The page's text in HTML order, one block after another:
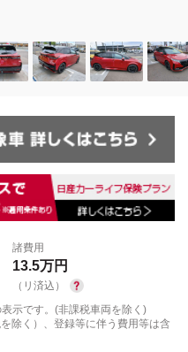
諸費用
13.5万円
（リ済込）
示です。(非課税車両を除く)
除く）、登録等に伴う費用等は含